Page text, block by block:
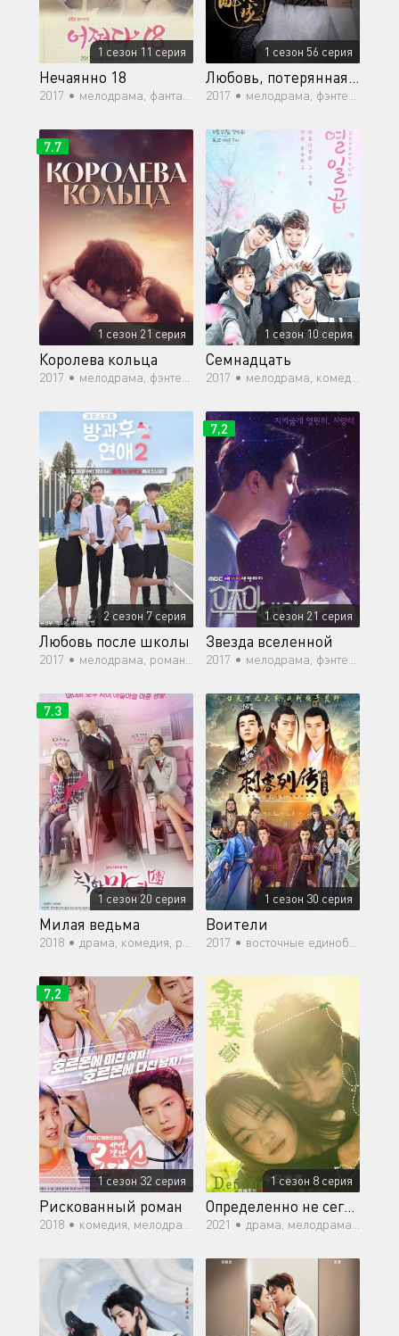
1 сезон 11 серия
Нечаянно 18
2017 • мелодрама, фантастика, комедия, романтика, драма, фэнтези
1 сезон 56 серия
Любовь, потерянная во времени
2017 • мелодрама, фэнтези, романтика, восточные единоборства
1 сезон 21 серия
Королева кольца
2017 • мелодрама, фэнтези, комедия, романтика, драма
7.7
1 сезон 10 серия
Семнадцать
2017 • мелодрама, комедия, романтика, молодость
2 сезон 7 серия
Любовь после школы
2017 • мелодрама, романтика, молодость, драма
1 сезон 21 серия
Звезда вселенной
2017 • мелодрама, фэнтези, музыка, романтика, драма, сверхъестественное
7,2
1 сезон 20 серия
Милая ведьма
2018 • драма, комедия, романтика, мелодрама
7.3
1 сезон 30 серия
Воители
2017 • восточные единоборства, мелодрама
1 сезон 32 серия
Рискованный роман
2018 • комедия, мелодрама, романтика, медицина
7,2
1 сезон 8 серия
Определенно не сегодня
2021 • драма, мелодрама, романтика, повседневность, молодость